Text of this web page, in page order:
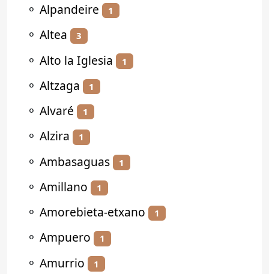
⚬ Alpandeire 1
⚬ Altea 3
⚬ Alto la Iglesia 1
⚬ Altzaga 1
⚬ Alvaré 1
⚬ Alzira 1
⚬ Ambasaguas 1
⚬ Amillano 1
⚬ Amorebieta-etxano 1
⚬ Ampuero 1
⚬ Amurrio 1